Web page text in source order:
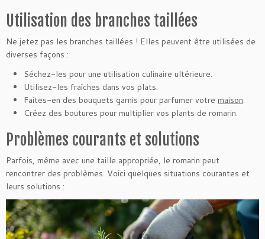
Utilisation des branches taillées
Ne jetez pas les branches taillées ! Elles peuvent être utilisées de
diverses façons :
Séchez-les pour une utilisation culinaire ultérieure.
Utilisez-les fraîches dans vos plats.
Faites-en des bouquets garnis pour parfumer votre maison.
Créez des boutures pour multiplier vos plants de romarin.
Problèmes courants et solutions
Parfois, même avec une taille appropriée, le romarin peut
rencontrer des problèmes. Voici quelques situations courantes et
leurs solutions :